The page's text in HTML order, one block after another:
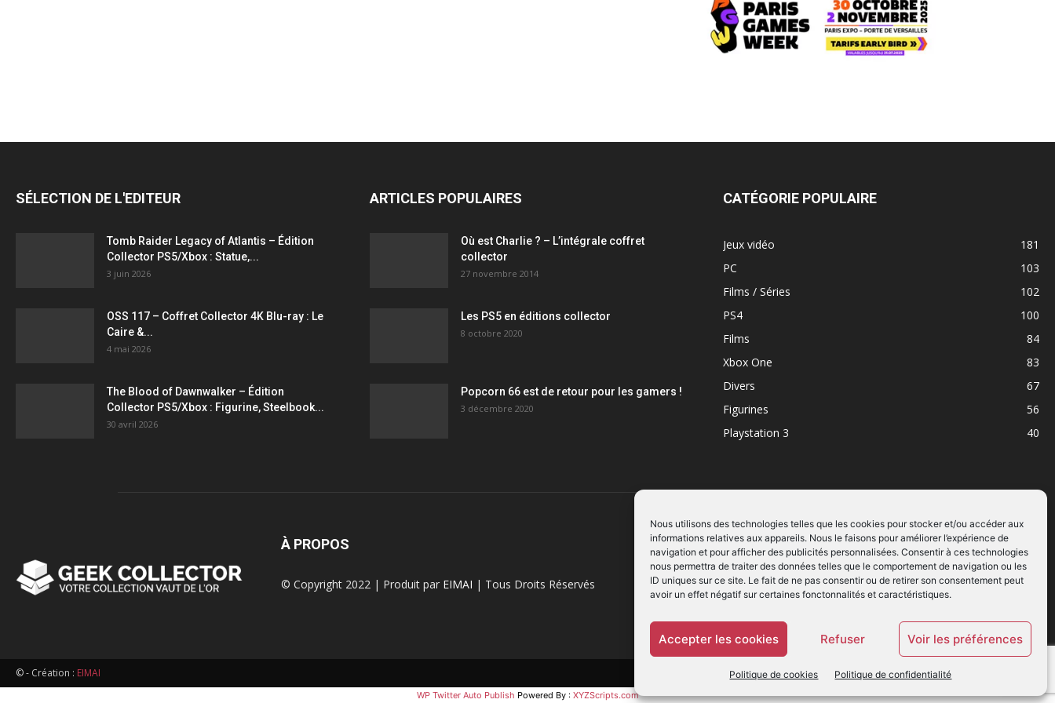
Nous utilisons des technologies telles que les cookies pour stocker et/ou accéder aux
informations relatives aux appareils. Nous le faisons pour améliorer l’expérience de
navigation et pour afficher des publicités personnalisées. Consentir à ces technologies
nous permettra de traiter des données telles que le comportement de navigation ou les
ID uniques sur ce site. Le fait de ne pas consentir ou de retirer son consentement peut
avoir un effet négatif sur certaines fonctonnalités et caractéristiques.
Accepter les cookies Refuser Voir les préférences
Politique de cookies Politique de confidentialité
statuettes
SÉLECTION DE L'EDITEUR
Tomb Raider Legacy of Atlantis – Édition
Collector PS5/Xbox : Statue,...
3 juin 2026
OSS 117 – Coffret Collector 4K Blu-ray : Le
Caire &...
4 mai 2026
The Blood of Dawnwalker – Édition
Collector PS5/Xbox : Figurine, Steelbook...
30 avril 2026
ARTICLES POPULAIRES
Où est Charlie ? – L’intégrale coffret
collector
27 novembre 2014
Les PS5 en éditions collector
8 octobre 2020
Popcorn 66 est de retour pour les gamers !
3 décembre 2020
CATÉGORIE POPULAIRE
Jeux vidéo
181
PC
103
Films / Séries
102
PS4
100
Films
84
Xbox One
83
Divers
67
Figurines
56
Playstation 3
40
À PROPOS
© Copyright 2022 | Produit par EIMAI | Tous Droits Réservés
SUIVEZ NOUS
© - Création : EIMAI
WP Twitter Auto Publish Powered By : XYZScripts.com